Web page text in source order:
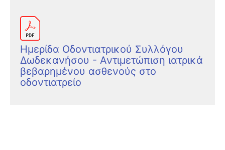
Ημερίδα Οδοντιατρικού Συλλόγου
Δωδεκανήσου - Αντιμετώπιση ιατρικά
βεβαρημένου ασθενούς στο
οδοντιατρείο